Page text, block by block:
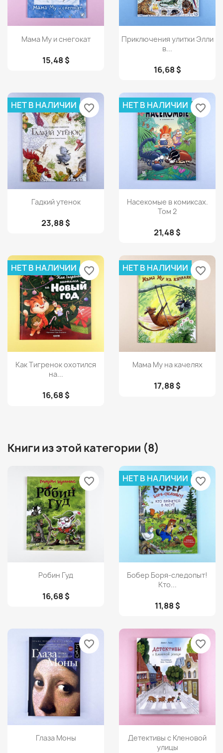
Просмотр
Мама Му и снегокат
15,48 $
Просмотр
Приключения улитки Элли
в...
16,68 $
Просмотр
Гадкий утенок
23,88 $
НЕТ В НАЛИЧИИ favorite_border
Просмотр
Насекомые в комиксах.
Том 2
21,48 $
НЕТ В НАЛИЧИИ favorite_border
Просмотр
Как Тигренок охотился
на...
16,68 $
НЕТ В НАЛИЧИИ favorite_border
Просмотр
Мама Му на качелях
17,88 $
НЕТ В НАЛИЧИИ favorite_border
Книги из этой категории (8)
Просмотр
Робин Гуд
16,68 $
favorite_border
Просмотр
Бобер Боря-следопыт!
Кто...
11,88 $
НЕТ В НАЛИЧИИ favorite_border
Просмотр
Глаза Моны
favorite_border
Просмотр
Детективы с Кленовой
улицы
favorite_border